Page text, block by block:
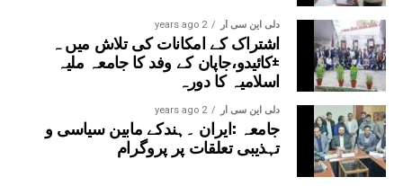
دلی این سی آر 2 years ago
اشتراک کے امکانات کی تلاش میں ہ
±کائیدو،جاپان کے وفد کا جامعہ ملیہ
اسلامیہ کا دورہ
دلی این سی آر 2 years ago
جامعہ :ایران ۔ہندکے مابین سیاسی و
تہذیبی تعلقات پر پروگرام